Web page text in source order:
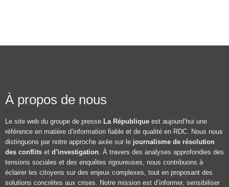
À propos de nous
Le site web du groupe de presse La République est aujourd’hui une
référence en matière d’information fiable et de qualité en RDC. Nous nous
distinguons par notre approche axée sur le journalisme de résolution
des conflits et d’investigation. À travers des analyses approfondies des
tensions sociales et des enquêtes rigoureuses, nous contribuons à
éclairer les citoyens sur des enjeux complexes, tout en proposant des
solutions concrètes aux crises. Notre mission est d’informer, sensibiliser